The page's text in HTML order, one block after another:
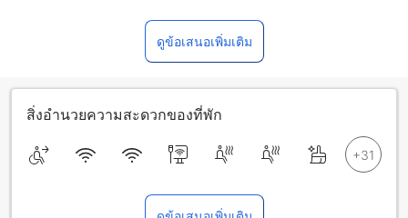
ดูข้อเสนอเพิ่มเติม
สิ่งอำนวยความสะดวกของที่พัก